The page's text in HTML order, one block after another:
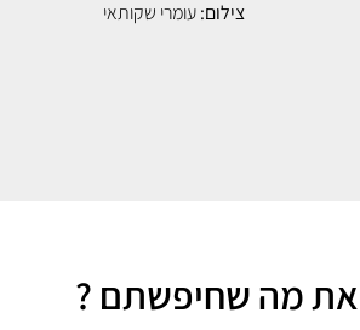
צילום:עומרי שקותאי
מה שחיפשתם ?